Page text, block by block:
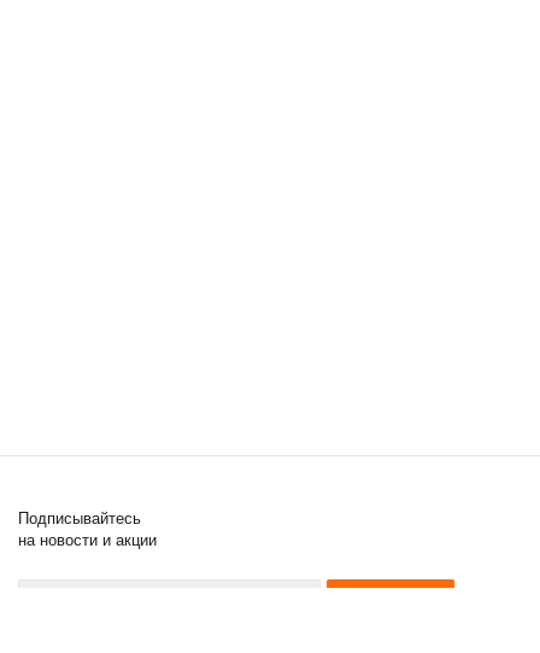
Подписывайтесь
на новости и акции